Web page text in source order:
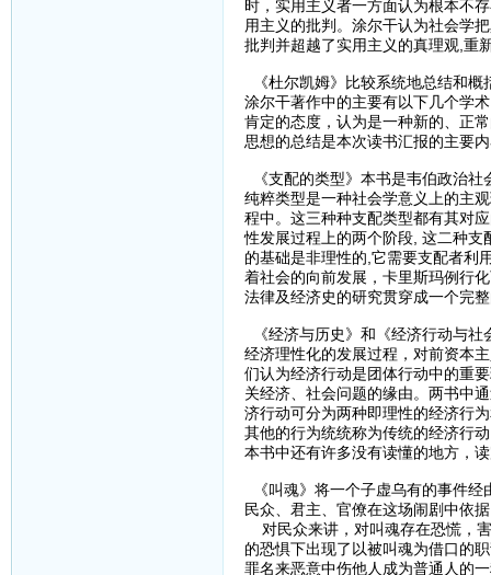
时，实用主义者一方面认为根本不
用主义的批判。涂尔干认为社会学
批判并超越了实用主义的真理观,重
《杜尔凯姆》比较系统地总结和
涂尔干著作中的主要有以下几个学
肯定的态度，认为是一种新的、正
思想的总结是本次读书汇报的主要
《支配的类型》本书是韦伯政治
纯粹类型是一种社会学意义上的主
程中。这三种种支配类型都有其对
性发展过程上的两个阶段, 这二种
的基础是非理性的,它需要支配者利
着社会的向前发展，卡里斯玛例行
法律及经济史的研究贯穿成一个完
《经济与历史》和《经济行动与
经济理性化的发展过程，对前资本
们认为经济行动是团体行动中的重
关经济、社会问题的缘由。两书中
济行动可分为两种即理性的经济行
其他的行为统统称为传统的经济行
本书中还有许多没有读懂的地方，
《叫魂》将一个子虚乌有的事件
民众、君主、官僚在这场闹剧中依
对民众来讲，对叫魂存在恐慌，
的恐惧下出现了以被叫魂为借口的
罪名来恶意中伤他人成为普通人的